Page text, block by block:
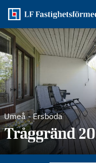
Umeå-Ersboda
Tråggränd 20